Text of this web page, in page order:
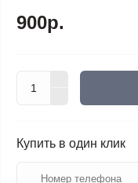
900р.
Купить в один клик